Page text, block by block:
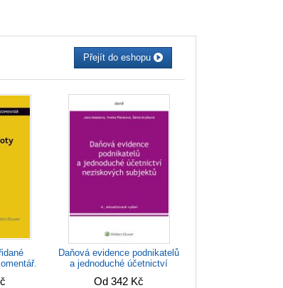
Přejít do eshopu
Daňová evidence podnikatelů
a jednoduché účetnictví
Od 342 Kč